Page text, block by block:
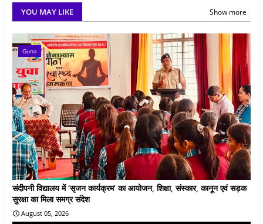
YOU MAY LIKE Show more
Guna
संदीपनी विद्यालय में ‘सृजन कार्यक्रम’ का आयोजन, शिक्षा, संस्कार, कानून एवं सड़क
सुरक्षा का मिला समग्र संदेश
August 05, 2026